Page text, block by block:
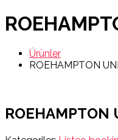
Ürünler
ROEHAMPTON
ROEHAMPTON